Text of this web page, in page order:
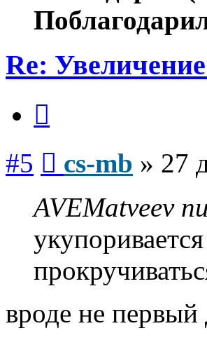
Re:
#5 cs-mb » 27
AVEMatveev
вроде не первый